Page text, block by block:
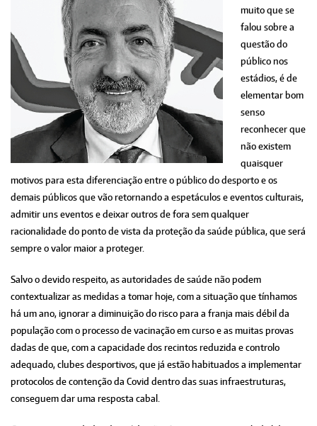
muito que se
falou sobre a
questão do
público nos
estádios, é de
elementar bom
senso
reconhecer que
não existem
quaisquer
motivos para esta diferenciação entre o público do desporto e os
demais públicos que vão retornando a espetáculos e eventos culturais,
admitir uns eventos e deixar outros de fora sem qualquer
racionalidade do ponto de vista da proteção da saúde pública, que será
sempre o valor maior a proteger.
Salvo o devido respeito, as autoridades de saúde não podem
contextualizar as medidas a tomar hoje, com a situação que tínhamos
há um ano, ignorar a diminuição do risco para a franja mais débil da
população com o processo de vacinação em curso e as muitas provas
dadas de que, com a capacidade dos recintos reduzida e controlo
adequado, clubes desportivos, que já estão habituados a implementar
protocolos de contenção da Covid dentro das suas infraestruturas,
conseguem dar uma resposta cabal.